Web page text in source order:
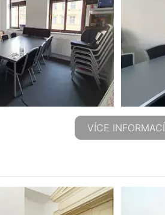
VÍCE INFORMACÍ